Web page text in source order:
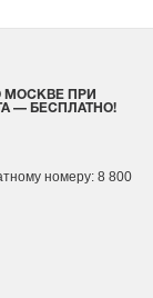
МОСКВЕ ПРИ
— БЕСПЛАТНО!
номеру: 8 800